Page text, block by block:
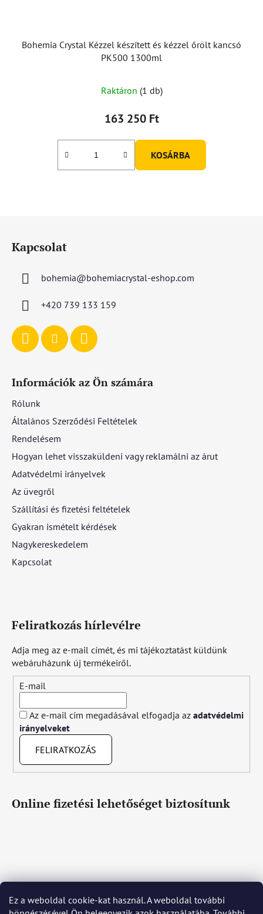
Ez a weboldal cookie-kat használ. A weboldal további
Bohemia Crystal Kézzel készített és kézzel őrölt kancsó
PK500 1300ml
Raktáron (1 db)
163 250 Ft
KOSÁRBA
Kapcsolat
bohemia@bohemiacrystal-eshop.com
+420 739 133 159
Információk az Ön számára
Rólunk
Általános Szerződési Feltételek
Rendelésem
Hogyan lehet visszaküldeni vagy reklamálni az árut
Adatvédelmi irányelvek
Az üvegről
Szállítási és fizetési feltételek
Gyakran ismételt kérdések
Nagykereskedelem
Kapcsolat
Feliratkozás hírlevélre
Adja meg az e-mail címét, és mi tájékoztatást küldünk
webáruházunk új termékeiről.
E-mail
Az e-mail cím megadásával elfogadja az adatvédelmi
irányelveket
FELIRATKOZÁS
Online fizetési lehetőséget biztosítunk
Čeština Slovenčina English Deutsch Magyar